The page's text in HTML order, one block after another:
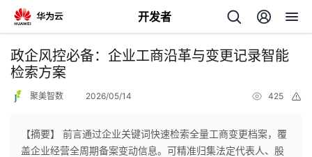
开发者
返
回
政企风控必备：企业工商沿革与变更记录智能
检索方案
聚美智数 2026/05/14 425
【摘要】 前言通过企业关键词快速检索全量工商变更档案，覆
盖企业经营全周期备案变动信息。可精准归集法定代表人、股